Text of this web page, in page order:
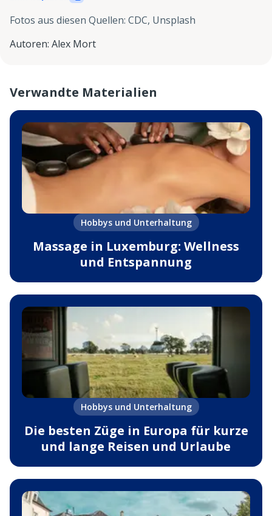
Fotos aus diesen Quellen: CDC, Unsplash
Autoren: Alex Mort
Verwandte Materialien
Hobbys und Unterhaltung
Massage in Luxemburg: Wellness
und Entspannung
Hobbys und Unterhaltung
Die besten Züge in Europa für kurze
und lange Reisen und Urlaube